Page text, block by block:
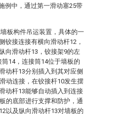
例中，通过第一滑动塞25带
板构件吊运装置，具体的一
铰接连接有横向滑动杆12，
向滑动杆13，铰接架9的左
14，连接筒14位于墙板的
动杆13分别插入到其对应侧
动连接，在铰接杆10发生摆
动杆13能够自动插入到连接
的底部进行支撑和防护，通
以及纵向滑动杆13对墙板的